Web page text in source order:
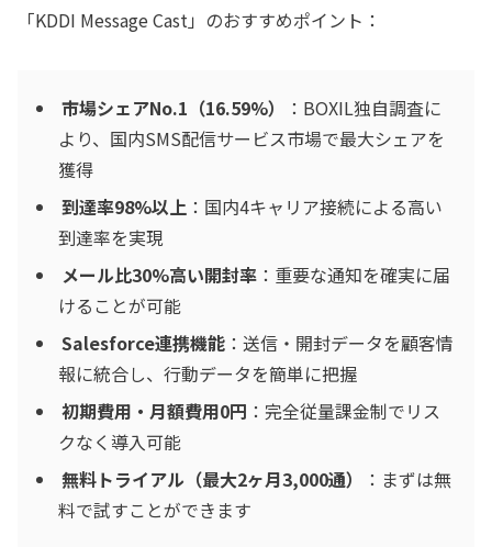
「KDDI Message Cast」のおすすめポイント：
市場シェアNo.1（16.59%）
：BOXIL独自調査に
より、国内SMS配信サービス市場で最大シェアを
獲得
到達率98%以上 ：国内4キャリア接続による高い
到達率を実現
メール比30%高い開封率 ：重要な通知を確実に届
けることが可能
Salesforce連携機能 ：送信・開封データを顧客情
報に統合し、行動データを簡単に把握
初期費用・月額費用0円 ：完全従量課金制でリス
クなく導入可能
無料トライアル（最大2ヶ月3,000通）
：まずは無
料で試すことができます